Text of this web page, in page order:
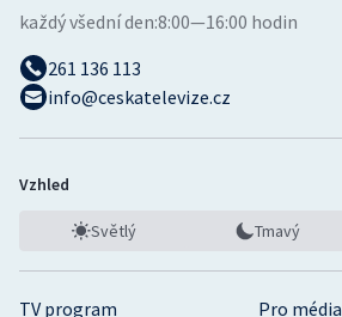
TV program
Pro média
každý všední den:8:00—16:00 hodin
261 136 113
info@ceskatelevize.cz
Vzhled
Světlý Tmavý